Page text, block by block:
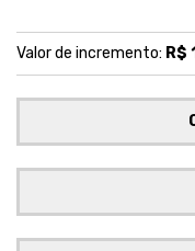
Valor de incremento: R$